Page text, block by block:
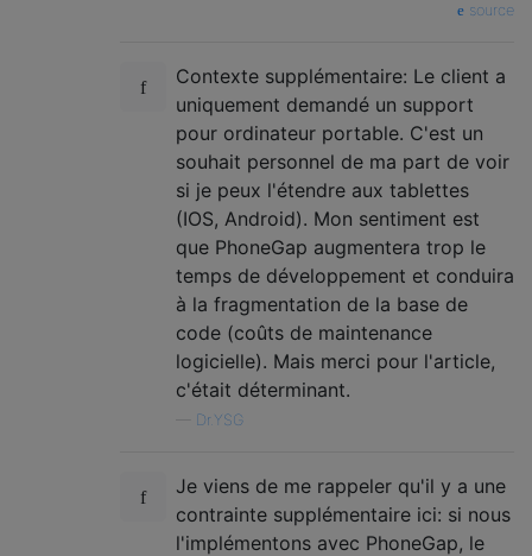
source
Contexte supplémentaire: Le client a
uniquement demandé un support
pour ordinateur portable. C'est un
souhait personnel de ma part de voir
si je peux l'étendre aux tablettes
(IOS, Android). Mon sentiment est
que PhoneGap augmentera trop le
temps de développement et conduira
à la fragmentation de la base de
code (coûts de maintenance
logicielle). Mais merci pour l'article,
c'était déterminant.
Dr.YSG
Je viens de me rappeler qu'il y a une
contrainte supplémentaire ici: si nous
l'implémentons avec PhoneGap, le